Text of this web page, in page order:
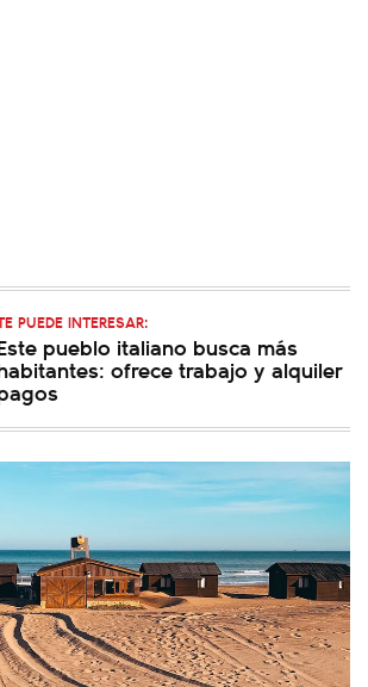
PUEDE INTERESAR:
pueblo italiano busca más
ofrece trabajo y alquiler